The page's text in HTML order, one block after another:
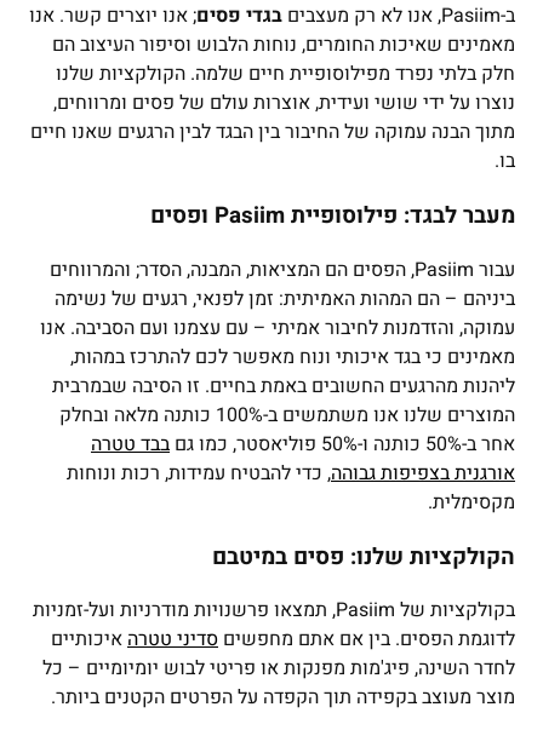
ב-Pasiim, אנו לא רק מעצבים בגדי פסים; אנו יוצרים קשר. אנו
מאמינים שאיכות החומרים, נוחות הלבוש וסיפור העיצוב הם
חלק בלתי נפרד מפילוסופיית חיים שלמה. הקולקציות שלנו
נוצרו על ידי שושי ועידית, אוצרות עולם של פסים ומרווחים,
מתוך הבנה עמוקה של החיבור בין הבגד לבין הרגעים שאנו חיים
בו.
מעבר לבגד: פילוסופיית Pasiim ופסים
עבור Pasiim, הפסים הם המציאות, המבנה, הסדר; והמרווחים
ביניהם – הם המהות האמיתית: זמן לפנאי, רגעים של נשימה
עמוקה, והזדמנות לחיבור אמיתי – עם עצמנו ועם הסביבה. אנו
מאמינים כי בגד איכותי ונוח מאפשר לכם להתרכז במהות,
ליהנות מהרגעים החשובים באמת בחיים. זו הסיבה שבמרבית
המוצרים שלנו אנו משתמשים ב-100% כותנה מלאה ובחלק
אחר ב-50% כותנה ו-50% פוליאסטר, כמו גם
בבד טטרה
אורגנית בצפיפות גבוהה, כדי להבטיח עמידות, רכות ונוחות
מקסימלית.
הקולקציות שלנו: פסים במיטבם
בקולקציות של Pasiim, תמצאו פרשנויות מודרניות ועל-זמניות
לדוגמת הפסים. בין אם אתם מחפשים סדיני טטרהאיכותיים
לחדר השינה, פיג'מות מפנקות או פריטי לבוש יומיומיים – כל
מוצר מעוצב בקפידה תוך הקפדה על הפרטים הקטנים ביותר.